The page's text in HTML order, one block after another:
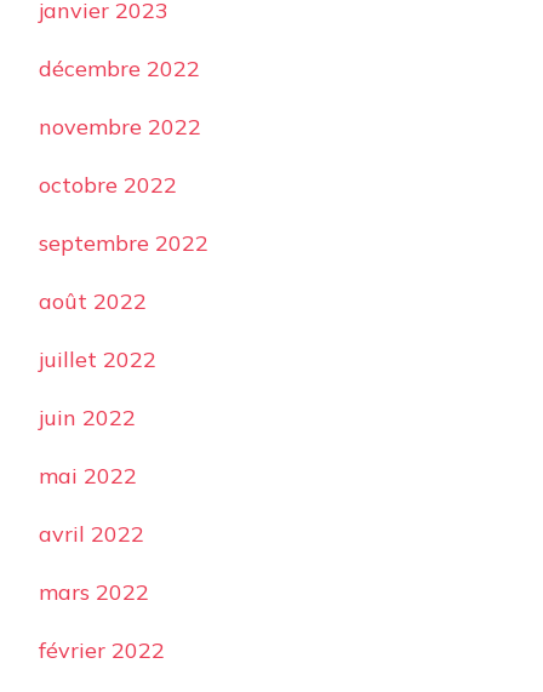
janvier 2023
décembre 2022
novembre 2022
octobre 2022
septembre 2022
août 2022
juillet 2022
juin 2022
mai 2022
avril 2022
mars 2022
février 2022